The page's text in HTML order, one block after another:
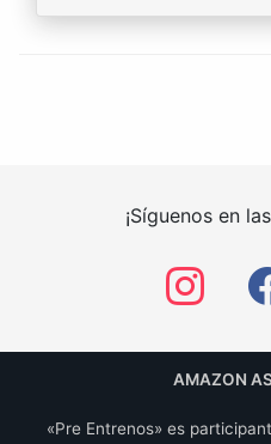
¡Síguenos en
AMAZON
«Pre Entrenos» es